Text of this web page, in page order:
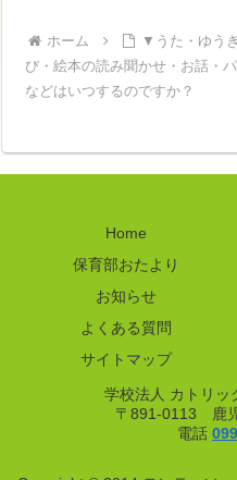
ホーム
▼うた・ゆう
び・絵本の読み聞かせ・お話・
などはいつするのですか？
Home
保育部おたより
お知らせ
よくある質問
サイトマップ
学校法人 カトリッ
〒891-0113 鹿
電話